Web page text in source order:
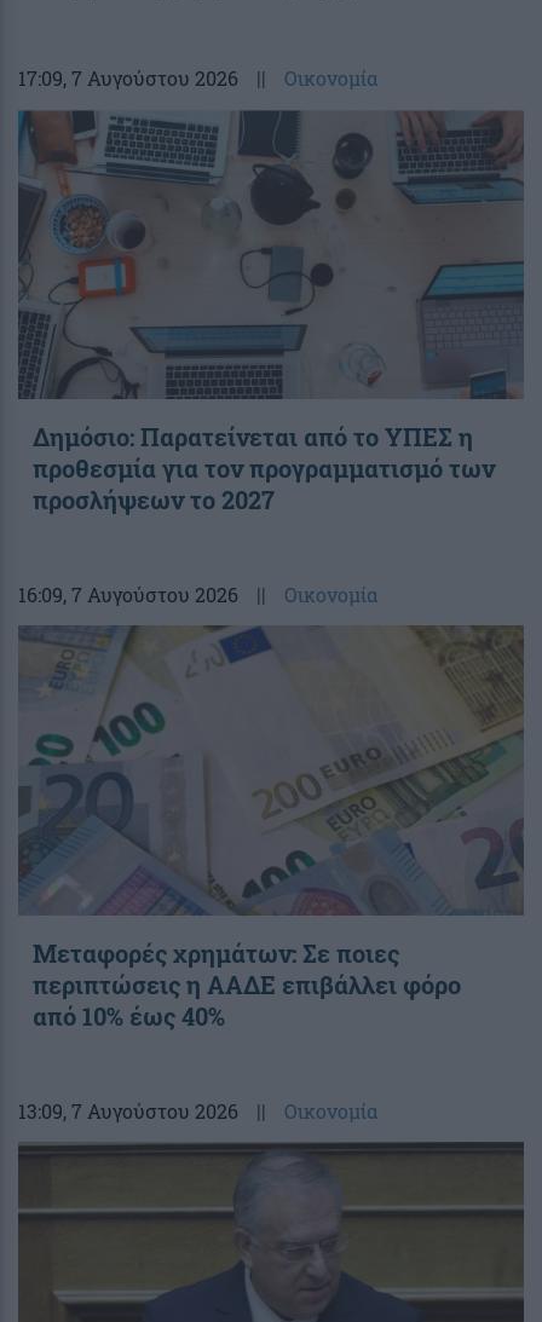
17:09, 7 Αυγούστου 2026 || Οικονομία
Δημόσιο: Παρατείνεται από το ΥΠΕΣ η
προθεσμία για τον προγραμματισμό των
προσλήψεων το 2027
16:09, 7 Αυγούστου 2026 || Οικονομία
Μεταφορές χρημάτων: Σε ποιες
περιπτώσεις η ΑΑΔΕ επιβάλλει φόρο
από 10% έως 40%
13:09, 7 Αυγούστου 2026 || Οικονομία